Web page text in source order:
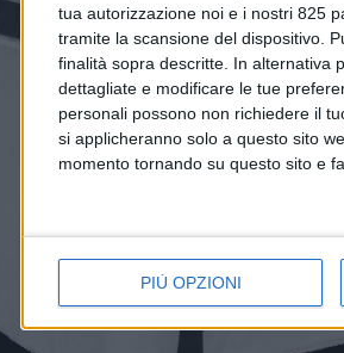
tua autorizzazione noi e i nostri 825
tramite la scansione del dispositivo.
finalità sopra descritte. In alternativa
dettagliate e modificare le tue
personali possono non richiedere il
si applicheranno solo a questo sito
momento tornando su questo sito e
PIÙ OPZIONI